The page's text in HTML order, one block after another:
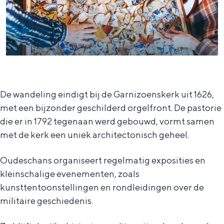
e
r
t
a
H
u
i
i
e
h
e
E
n
s
h
e
S
i
e
z
e
u
De wandeling eindigt bij de Garnizoenskerk uit 1626,
met een bijzonder geschilderd orgelfront. De pastorie
die er in 1792 tegenaan werd gebouwd, vormt samen
met de kerk een uniek architectonisch geheel.
Oudeschans organiseert regelmatig exposities en
kleinschalige evenementen, zoals
kunsttentoonstellingen en rondleidingen over de
militaire geschiedenis.